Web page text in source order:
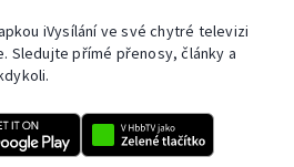
iVysílání ve své chytré televizi
Sledujte přímé přenosy, články a